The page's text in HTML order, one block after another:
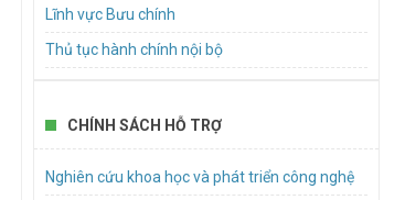
sáng tạo trong khu vực công năm 2026
(InnoGov Coffee)
Hướng dẫn tiêu chuẩn người lao động tham
chính KT1
Thành phố Hồ Chí Minh về chính sách hỗ trợ đối
Lĩnh vực Bưu chính
Thủ tục hành chính nội bộ
CHÍNH SÁCH HỖ TRỢ
Nghiên cứu khoa học và phát triển công nghệ